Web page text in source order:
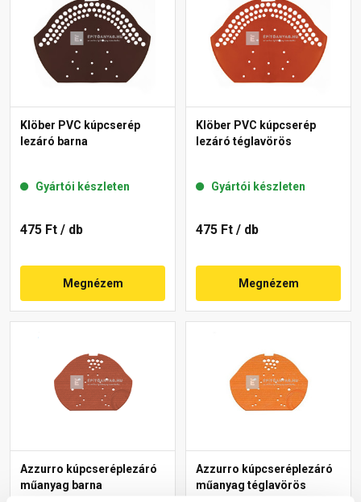
Klöber PVC kúpcserép
lezáró barna
Gyártói készleten
475 Ft / db
Megnézem
Klöber PVC kúpcserép
lezáró téglavörös
Gyártói készleten
475 Ft / db
Megnézem
Azzurro kúpcseréplezáró
műanyag barna
Azzurro kúpcseréplezáró
műanyag téglavörös